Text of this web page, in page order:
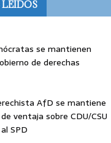
LEÍDOS
se mantienen
de derechas
AfD se mantiene
ventaja sobre CDU/CSU
SPD